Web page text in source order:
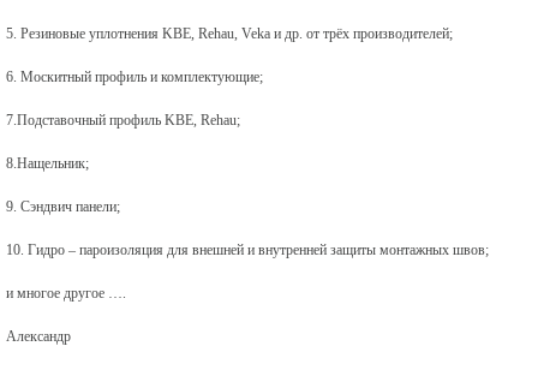
5. Резиновые уплотнения KBE, Rehau, Veka и др. от трёх производителей;
6. Москитный профиль и комплектующие;
7.Подставочный профиль KBE, Rehau;
8.Нащельник;
9. Сэндвич панели;
10. Гидро – пароизоляция для внешней и внутренней защиты монтажных швов;
и многое другое ….
Александр